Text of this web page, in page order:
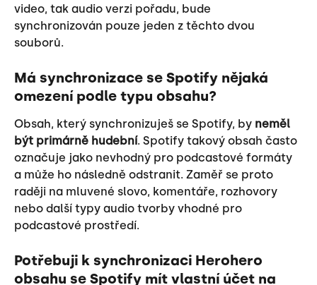
video, tak audio verzi pořadu, bude
synchronizován pouze jeden z těchto dvou
souborů.
Má synchronizace se Spotify nějaká
omezení podle typu obsahu?
Obsah, který synchronizuješ se Spotify, by neměl
být primárně hudební. Spotify takový obsah často
označuje jako nevhodný pro podcastové formáty
a může ho následně odstranit. Zaměř se proto
raději na mluvené slovo, komentáře, rozhovory
nebo další typy audio tvorby vhodné pro
podcastové prostředí.
Potřebuji k synchronizaci Herohero
obsahu se Spotify mít vlastní účet na